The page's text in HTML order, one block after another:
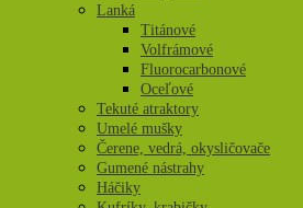
Lanká
Titánové
Volfrámové
Fluorocarbonové
Oceľové
Tekuté atraktory
Umelé mušky
Čerene, vedrá, okysličovače
Gumené nástrahy
Háčiky